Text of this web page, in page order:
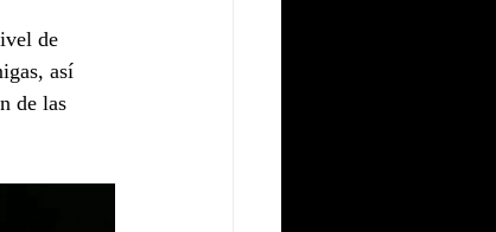
de
así
de las